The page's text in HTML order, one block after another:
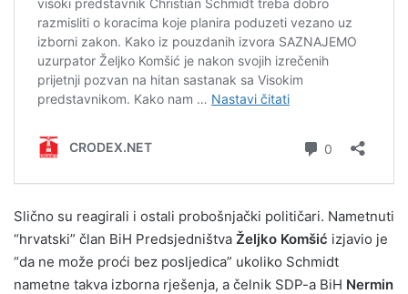
Slično su reagirali i ostali probošnjački političari. Nametnuti
“hrvatski” član BiH Predsjedništva Željko Komšić izjavio je
“da ne može proći bez posljedica” ukoliko Schmidt
nametne takva izborna rješenja, a čelnik SDP-a BiH Nermin